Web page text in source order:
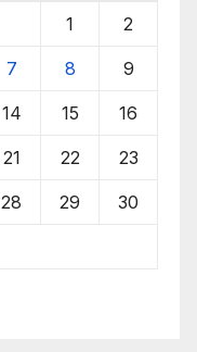
1 2
7 8 9
14 15 16
21 22 23
28 29 30